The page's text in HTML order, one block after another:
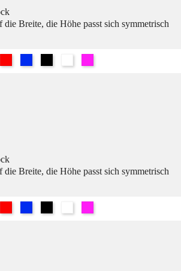
die Breite, die Höhe passt sich symmetrisch
die Breite, die Höhe passt sich symmetrisch